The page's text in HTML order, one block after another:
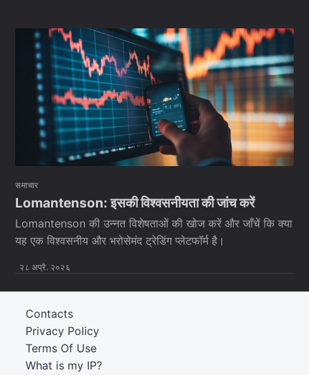
समाचार
Lomantenson: इसकी विश्वसनीयता की जांच करें
Lomantenson की उन्नत विशेषताओं की खोज करें और जाँचें कि क्या
यह एक विश्वसनीय और भरोसेमंद ट्रेडिंग प्लेटफॉर्म है।
२८ अप्रै. २०२६
What is my IP?
Terms Of Use
Privacy Policy
Contacts